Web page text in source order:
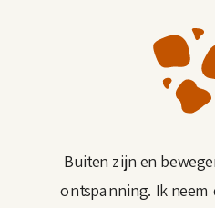
Buiten zijn en
ontspanning. Ik